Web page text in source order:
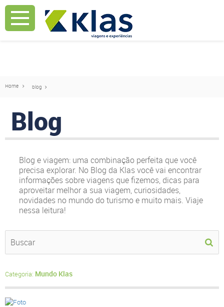
Mostrar Aviso
Home blog
Blog
Blog e viagem: uma combinação perfeita que você
precisa explorar. No Blog da Klas você vai encontrar
informações sobre viagens que fizemos, dicas para
aproveitar melhor a sua viagem, curiosidades,
novidades no mundo do turismo e muito mais. Viaje
nessa leitura!
Categoria: Mundo Klas